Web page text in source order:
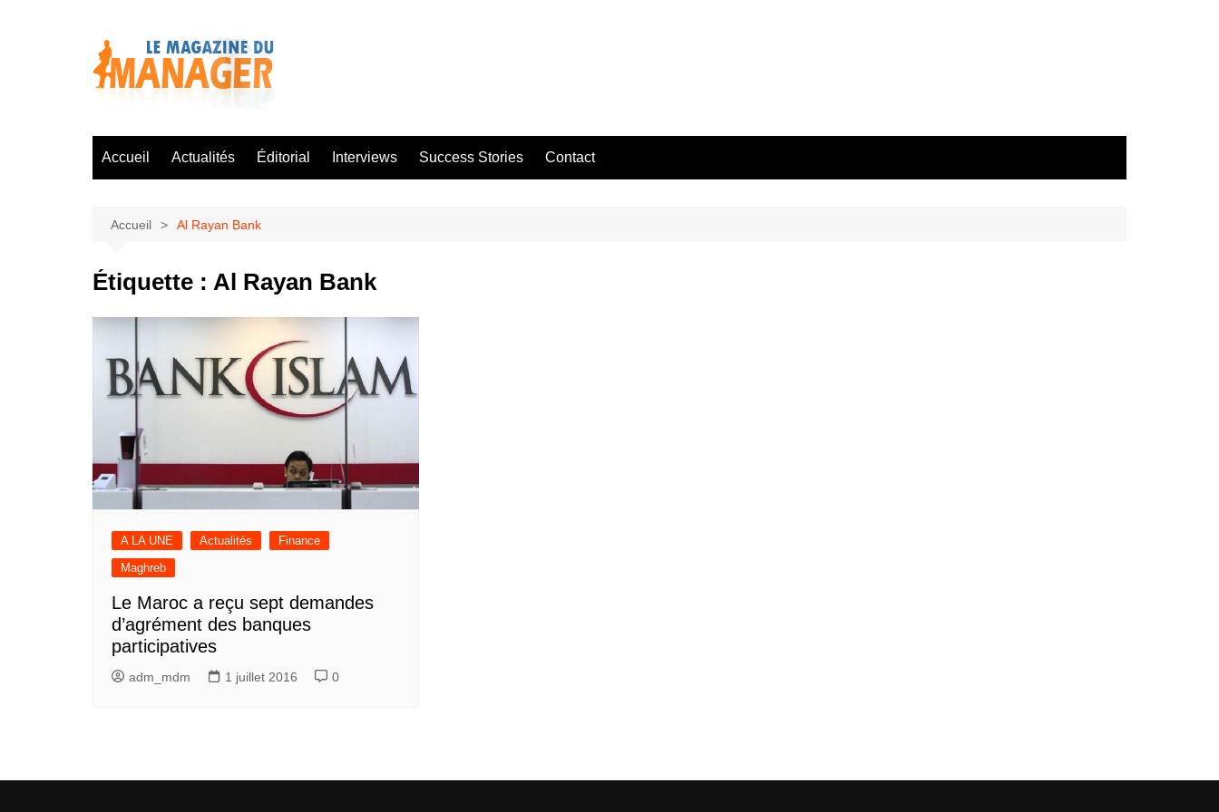
Accueil Actualités Éditorial Interviews Success Stories Contact
Accueil Al Rayan Bank
Étiquette : Al Rayan Bank
A LA UNE Actualités
Finance
Maghreb
Le Maroc a reçu sept demandes
d’agrément des banques
participatives
adm_mdm 1 juillet 2016 0